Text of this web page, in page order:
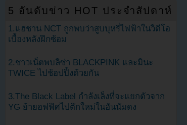
5 อันดับข่าว HOT ประจำสัปดาห์
1.แฮชาน NCT ถูกพบว่าสูบบุหรี่ไฟฟ้าในวิดีโอ
เบื้องหลังฝึกซ้อม
2.ชาวเน็ตพบลิซ่า BLACKPINK และมินะ
TWICE ไปช้อปปิ้งด้วยกัน
3.The Black Label กำลังเล็งที่จะแยกตัวจาก
YG ย้ายอฟฟิศไปตึกใหม่ในฮันนัมดง